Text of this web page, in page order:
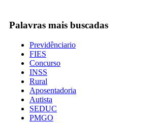
Palavras mais buscadas
Previdênciario
FIES
Concurso
INSS
Rural
Aposentadoria
Autista
SEDUC
PMGO